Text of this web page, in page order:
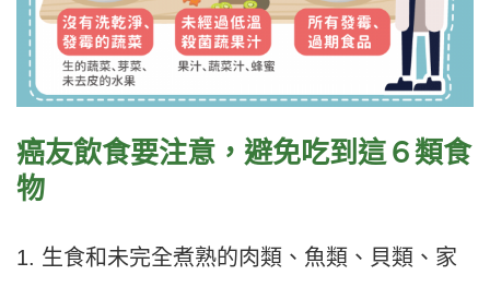
癌友飲食要注意，避免吃到這６類食
物
1. 生食和未完全煮熟的肉類、魚類、貝類、家